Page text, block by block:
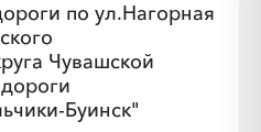
по ул.Нагорная
Чувашской
Буинск"